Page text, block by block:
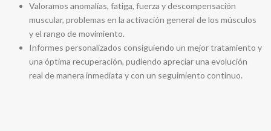
Valoramos anomalías, fatiga, fuerza y descompensación
muscular, problemas en la activación general de los músculos
y el rango de movimiento.
Informes personalizados consiguiendo un mejor tratamiento y
una óptima recuperación, pudiendo apreciar una evolución
real de manera inmediata y con un seguimiento continuo.